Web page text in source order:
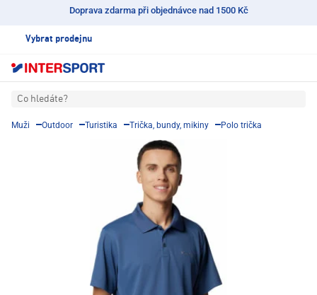
Doprava zdarma při objednávce nad 1500 Kč
Vybrat prodejnu
Co hledáte?
Muži Outdoor Turistika Trička, bundy, mikiny Polo trička